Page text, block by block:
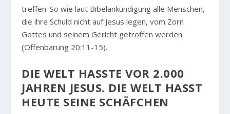
treffen. So wie laut Bibelankündigung alle Menschen,
die ihre Schuld nicht auf Jesus legen, vom Zorn
Gottes und seinem Gericht getroffen werden
(Offenbarung 20:11-15).
DIE WELT HASSTE VOR 2.000 J
AHREN JESUS. DIE WELT HASST HE
UTE SEINE SCHÄFCHEN